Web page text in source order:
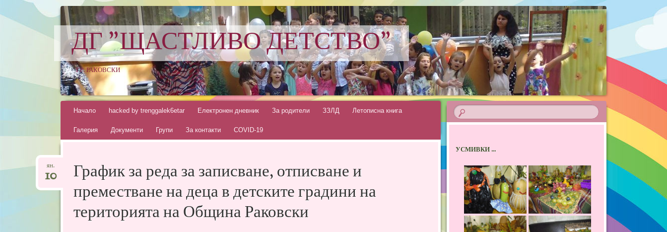
ДГ "ЩАСТЛИВО ДЕТСТВО"
ГР. РАКОВСКИ
SkipНачало hacked by trenggalek6etar Електронен дневник За родители ЗЗЛД Летописна книга
Галерия Документи Групи За контакти COVID-19
График за реда за записване, отписване и
преместване на деца в детските градини на
територията на Община Раковски
ян.
10
УСМИВКИ ...